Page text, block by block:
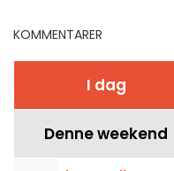
KOMMENTARER
I dag
Denne weekend